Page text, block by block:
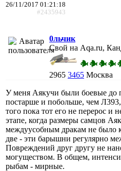
26/11/2017 01:21:18
#2435943
0льчик
Свой на Aqa.ru,
2965 3465 Москва
У меня Аякучи были боевые до
постарше и побольше, чем
того пока тот его не перерос и
этапе, когда размеры самцов
междуусобным дракам не было
две - эти барышни регулярно
Повреждений друг другу не
могуществом. В общем,
рыбам - мирные.